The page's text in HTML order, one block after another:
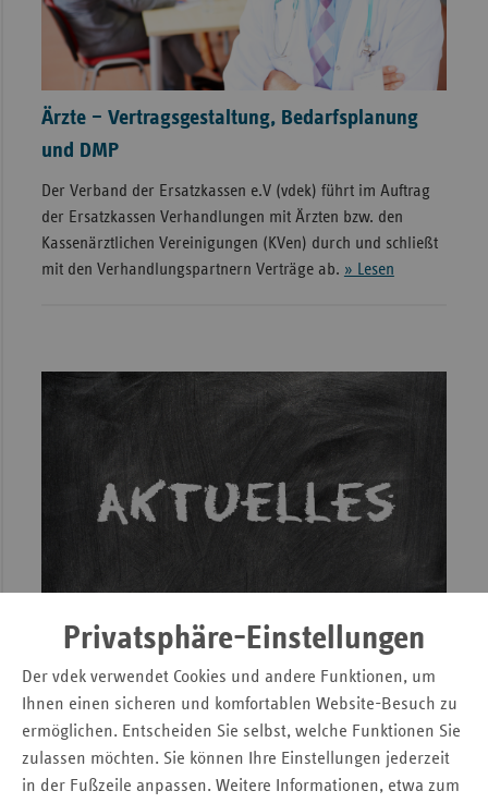
Privatsphäre-Einstellungen
Der vdek verwendet Cookies und andere Funktionen, um
Ihnen einen sicheren und komfortablen Website-Besuch zu
ermöglichen. Entscheiden Sie selbst, welche Funktionen Sie
zulassen möchten. Sie können Ihre Einstellungen jederzeit
in der Fußzeile anpassen. Weitere Informationen, etwa zum
Ärzte – Vertragsgestaltung, Bedarfsplanung
und DMP
Der Verband der Ersatzkassen e.V (vdek) führt im Auftrag
der Ersatzkassen Verhandlungen mit Ärzten bzw. den
Kassenärztlichen Vereinigungen (KVen) durch und schließt
mit den Verhandlungspartnern Verträge ab. » Lesen
Datenannahme- und Verteilstelle (DAV)
Der Verband der Ersatzkassen e. V. (vdek) fungiert als
zentrale Datenannahme- und Verteilstelle (DAV) für eine
Vielzahl von Themenbereichen. Haben Sie Probleme oder
Fragen zum Datenaustausch? Sie finden die